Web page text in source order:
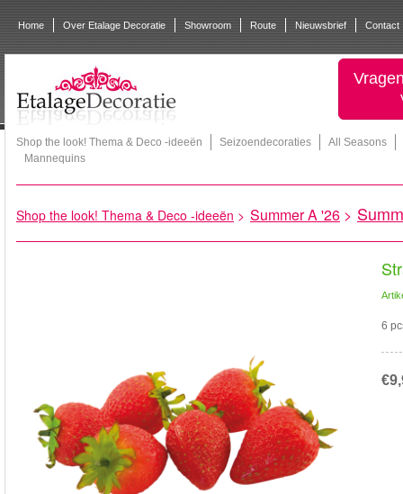
Home Over Etalage Decoratie Showroom Route Nieuwsbrief Contact
Shop the look! Thema & Deco -ideeën Seizoendecoraties
All Seasons
Mannequins
Shop the look! Thema & Deco -ideeën > Summer A '26 >
6